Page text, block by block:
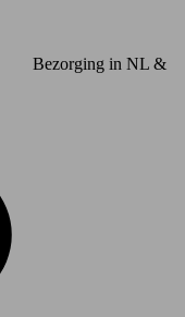
Bezorging in NL &